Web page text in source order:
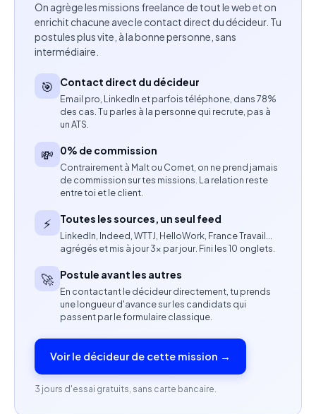
Créer des assets visuels de haute qualité en
respectant les chartes graphiques et la cohérence
visuelle
Collaborer avec une équipe créative composée
de motion designers, illustrateurs et monteurs
Intégrer des éléments génératifs dans un pipeline
de production hybride (live action, data
visualisation, scènes conceptuelles)
films pour des audiences B2B et institutionnelles
Compétences attendues
Maîtrise des outils d’IA générative vidéo (Runway,
Sora, Luma, Pika ou équivalents)
Maîtrise des outils d’IA générative image
(Midjourney, Stable Diffusion, ComfyUI)
Compétences en cohérence visuelle (upscaling,
continuité des personnages et décors, respect
On agrège les missions freelance de tout le web et on
enrichit chacune avec le contact direct du décideur. Tu
postules plus vite, à la bonne personne, sans
intermédiaire.
🎯 Contact direct du décideur
Email pro, LinkedIn et parfois téléphone, dans 78%
des cas. Tu parles à la personne qui recrute, pas à
un ATS.
💸 0% de commission
Contrairement à Malt ou Comet, on ne prend jamais
de commission sur tes missions. La relation reste
entre toi et le client.
⚡ Toutes les sources, un seul feed
LinkedIn, Indeed, WTTJ, HelloWork, France Travail…
agrégés et mis à jour 3× par jour. Fini les 10 onglets.
🚀 Postule avant les autres
En contactant le décideur directement, tu prends
une longueur d'avance sur les candidats qui
passent par le formulaire classique.
Voir le décideur de cette mission →
3 jours d'essai gratuits, sans carte bancaire.